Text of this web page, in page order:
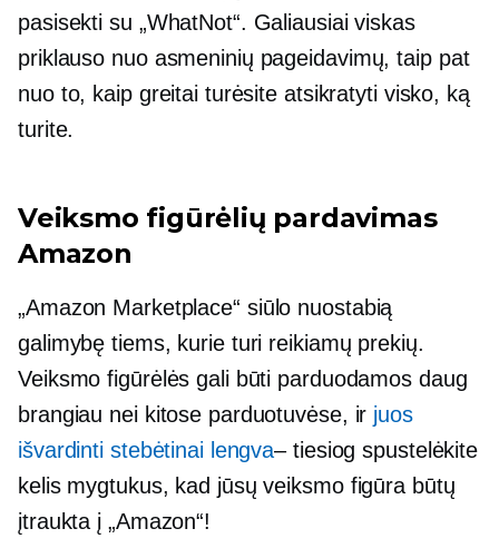
pasisekti su „WhatNot“. Galiausiai viskas
priklauso nuo asmeninių pageidavimų, taip pat
nuo to, kaip greitai turėsite atsikratyti visko, ką
turite.
Veiksmo figūrėlių pardavimas
Amazon
„Amazon Marketplace“ siūlo nuostabią
galimybę tiems, kurie turi reikiamų prekių.
Veiksmo figūrėlės gali būti parduodamos daug
brangiau nei kitose parduotuvėse, ir juos
išvardinti stebėtinai lengva– tiesiog spustelėkite
kelis mygtukus, kad jūsų veiksmo figūra būtų
įtraukta į „Amazon“!